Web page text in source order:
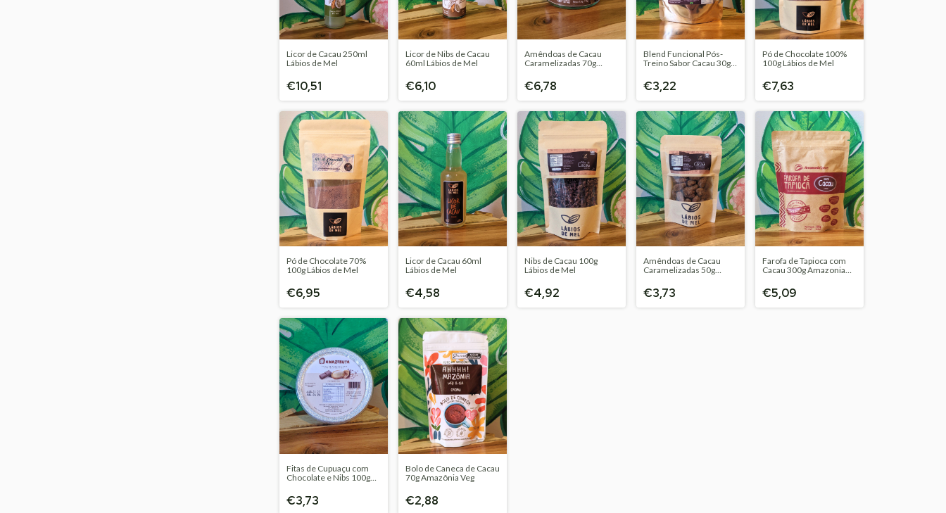
Licor de Cacau 250ml
Lábios de Mel
€10,51
Licor de Nibs de Cacau
60ml Lábios de Mel
€6,10
Amêndoas de Cacau
Caramelizadas 70g
€6,78
Blend Funcional Pós-
Treino Sabor Cacau 30g
€3,22
Pó de Chocolate 100%
100g Lábios de Mel
€7,63
Pó de Chocolate 70%
100g Lábios de Mel
€6,95
Licor de Cacau 60ml
Lábios de Mel
€4,58
Nibs de Cacau 100g
Lábios de Mel
€4,92
Amêndoas de Cacau
Caramelizadas 50g
€3,73
Farofa de Tapioca com
Cacau 300g Amazonia
€5,09
Fitas de Cupuaçu com
Chocolate e Nibs 100g
€3,73
Bolo de Caneca de Cacau
70g Amazônia Veg
€2,88